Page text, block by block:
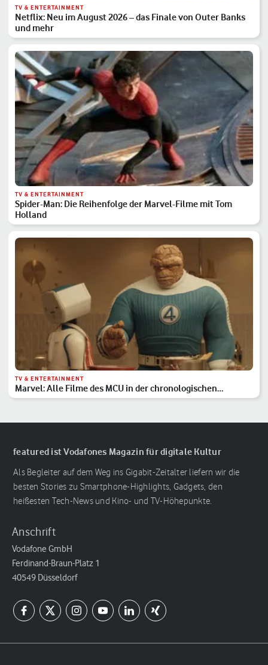
TV & ENTERTAINMENT
Netflix: Neu im August 2026 – das Finale von Outer Banks
und mehr
TV & ENTERTAINMENT
Spider-Man: Die Reihenfolge der Marvel-Filme mit Tom
Holland
TV & ENTERTAINMENT
Marvel: Alle Filme des MCU in der chronologischen
Reihenfolge
featured ist Vodafones Magazin für digitale Kultur
Als Begleiter auf dem Weg ins Gigabit-Zeitalter liefern wir die
besten Stories zu Smartphone-Highlights, Gadgets, den
heißesten Tech-News und Kino- und TV-Höhepunkte.
Anschrift
Vodafone GmbH
Ferdinand-Braun-Platz 1
40549 Düsseldorf